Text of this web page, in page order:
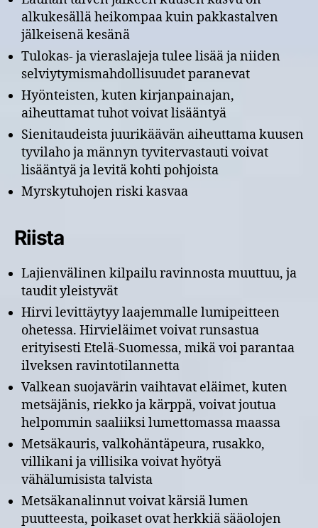
alkukesällä heikompaa kuin pakkastalven
jälkeisenä kesänä
Tulokas- ja vieraslajeja tulee lisää ja niiden
selviytymismahdollisuudet paranevat
Hyönteisten, kuten kirjanpainajan,
aiheuttamat tuhot voivat lisääntyä
Sienitaudeista juurikäävän aiheuttama kuusen
tyvilaho ja männyn tyvitervastauti voivat
lisääntyä ja levitä kohti pohjoista
Myrskytuhojen riski kasvaa
Riista
Lajienvälinen kilpailu ravinnosta muuttuu, ja
taudit yleistyvät
Hirvi levittäytyy laajemmalle lumipeitteen
ohetessa. Hirvieläimet voivat runsastua
erityisesti Etelä-Suomessa, mikä voi parantaa
ilveksen ravintotilannetta
Valkean suojavärin vaihtavat eläimet, kuten
metsäjänis, riekko ja kärppä, voivat joutua
helpommin saaliiksi lumettomassa maassa
Metsäkauris, valkohäntäpeura, rusakko,
villikani ja villisika voivat hyötyä
vähälumisista talvista
Metsäkanalinnut voivat kärsiä lumen
puutteesta, poikaset ovat herkkiä sääolojen